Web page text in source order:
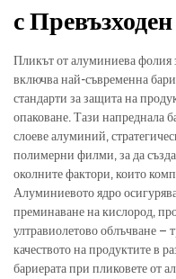
с
Пликът от алуминиева фолия
включва най-съвременна
стандарти за защита на
опаковане. Тази напреднала
слоеве алуминий,
полимерни филми, за да
околните фактори, които
Алуминиевото ядро
преминаване на кислород,
ултравиолетово облъчване
качеството на продуктите в
бариерата при пликовете от